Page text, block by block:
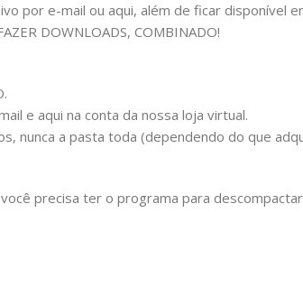
por e-mail ou aqui, além de ficar disponível
DOWNLOADS, COMBINADO!
e aqui na conta da nossa loja virtual.
nunca a pasta toda (dependendo do que
precisa ter o programa para